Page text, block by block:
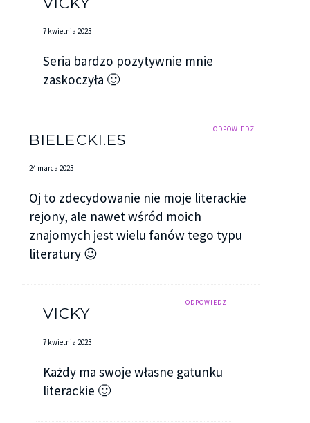
7 kwietnia 2023
Seria bardzo pozytywnie mnie
zaskoczyła 🙂
ODPOWIEDZ
BIELECKI.ES
24 marca 2023
Oj to zdecydowanie nie moje literackie
rejony, ale nawet wśród moich
znajomych jest wielu fanów tego typu
literatury 😉
ODPOWIEDZ
VICKY
7 kwietnia 2023
Każdy ma swoje własne gatunku
literackie 🙂